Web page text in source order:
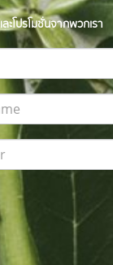
โปรโมชั่นจากพวกเรา